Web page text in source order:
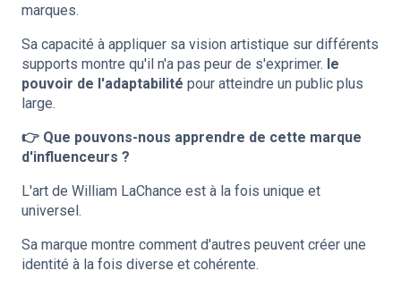
marques.
Sa capacité à appliquer sa vision artistique sur différents
supports montre qu'il n'a pas peur de s'exprimer. le
pouvoir de l'adaptabilité pour atteindre un public plus
large.
👉 Que pouvons-nous apprendre de cette marque
d'influenceurs ?
L'art de William LaChance est à la fois unique et
universel.
Sa marque montre comment d'autres peuvent créer une
identité à la fois diverse et cohérente.